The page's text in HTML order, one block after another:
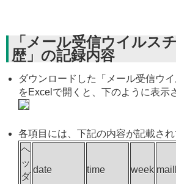
「メール受信ウイルス
歴」の記録内容
ダウンロードした「メール受信ウイ
をExcelで開くと、下のように表示
各項目には、下記の内容が記載され
ヘ
ッ
ダ
date time week